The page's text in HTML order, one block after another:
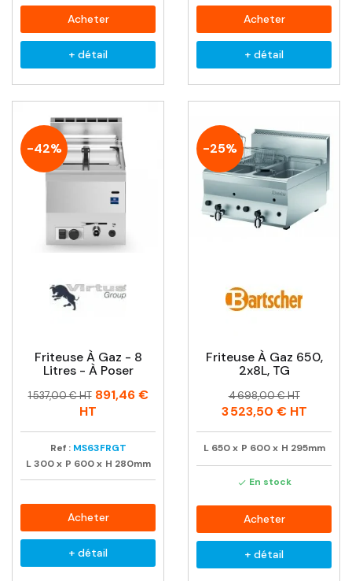
Acheter
+ détail
Acheter
+ détail
-42%
Friteuse À Gaz - 8
Litres - À Poser
Prix
Prix
1 537,00 € HT 891,46 €
HT
Ref : MS63FRGT
L 300 x P 600 x H 280mm
Acheter
+ détail
-25%
Friteuse À Gaz 650,
2x8L, TG
Prix
Prix
habituel
4 698,00 € HT
3 523,50 €HT
L 650 x P 600 x H 295mm
 En stock
Acheter
+ détail